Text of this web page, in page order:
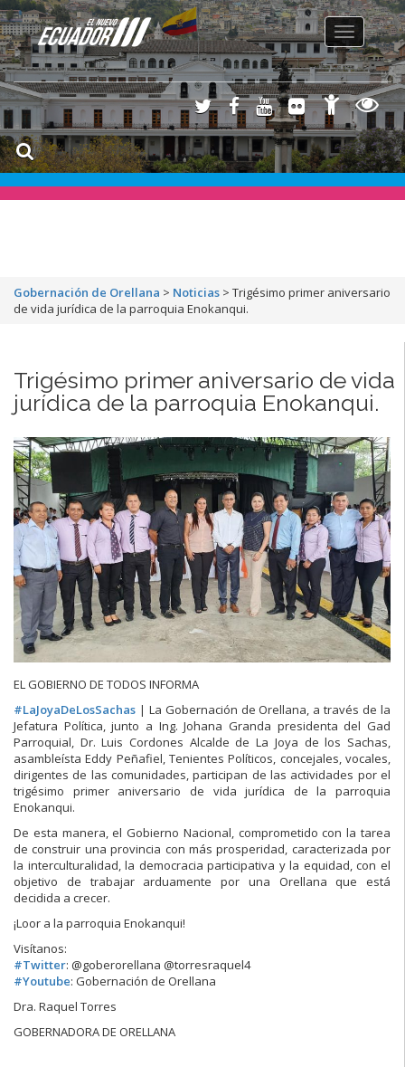
Toggle
navigation
Gobernación de Orellana > Noticias > Trigésimo primer aniversario
de vida jurídica de la parroquia Enokanqui.
Trigésimo primer aniversario de vida
jurídica de la parroquia Enokanqui.
EL GOBIERNO DE TODOS INFORMA
#LaJoyaDeLosSachas | La Gobernación de Orellana, a través de la
Jefatura Política, junto a Ing. Johana Granda presidenta del Gad
Parroquial, Dr. Luis Cordones Alcalde de La Joya de los Sachas,
asambleísta Eddy Peñafiel, Tenientes Políticos, concejales, vocales,
dirigentes de las comunidades, participan de las actividades por el
trigésimo primer aniversario de vida jurídica de la parroquia
Enokanqui.
De esta manera, el Gobierno Nacional, comprometido con la tarea
de construir una provincia con más prosperidad, caracterizada por
la interculturalidad, la democracia participativa y la equidad, con el
objetivo de trabajar arduamente por una Orellana que está
decidida a crecer.
¡Loor a la parroquia Enokanqui!
Visítanos:
#Twitter: @goberorellana @torresraquel4
#Youtube: Gobernación de Orellana
Dra. Raquel Torres
GOBERNADORA DE ORELLANA